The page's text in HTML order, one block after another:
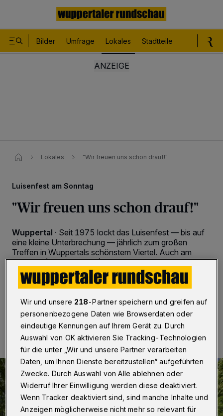
Bilder Umfrage Lokales Stadtteile
Lokales "Wir freuen uns schon drauf!"
Luisenfest am Sonntag
"Wir freuen uns schon drauf!"
Wuppertal · Seit 1975 lockt das Luisenfest — bis auf
eine kleine Unterbrechung — jährlich zum großen
Treffen in Wuppertals schönstem Viertel. Auch am
Sonntag (11. Juni 2017) werden wieder rund 20.000
Besucher erwartet.
08.06.2017 , 20:11 Uhr Eine Minute Lesezeit
Wir und unsere 218-Partner speichern und greifen auf
personenbezogene Daten wie Browserdaten oder
eindeutige Kennungen auf Ihrem Gerät zu. Durch
Auswahl von OK aktivieren Sie Tracking-Technologien
für die unter „Wir und unsere Partner verarbeiten
Daten, um Ihnen Dienste bereitzustellen“ aufgeführten
Zwecke. Durch Auswahl von Alle ablehnen oder
Widerruf Ihrer Einwilligung werden diese deaktiviert.
Wenn Tracker deaktiviert sind, sind manche Inhalte und
Anzeigen möglicherweise nicht mehr so relevant für